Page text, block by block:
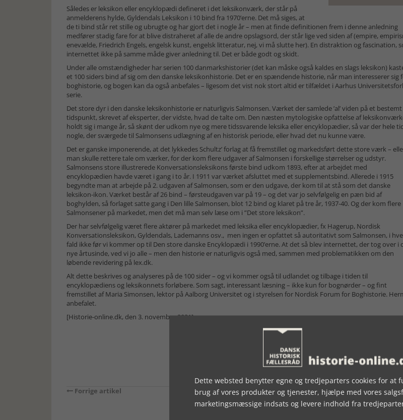
Således er leksikon eller encyklopædi defineret i det leksikonværk, der står på
anmelderens hylde, Gyldendals Leksikon i 10 bind fra 1970’erne. Det må siges, at
de ti bind står ret stille og ubrugte og har gjort det i nogle år – men at finde definitionen frem i denne anledning
medfører stadig fare for at blive distraheret af alle de andre opslagsord, der står lige ved siden af (empire,
enevælde, Friedrich Engels, engelsk kunst, engelsk litteratur, nej, vi må slutte her). En distraktion og fascination,
internettet ikke på samme måde giver anledning til. Det er både godt og skidt.
Under alle omstændigheder har serien 100 danmarkshistorier (det kan måske også kaldes en slags leksikon)
et 100 siders bind af sig om den danske leksikonhistorie. Det er en spændende historie, når man interesserer sig
boghistorie, og bogen kan da også anbefales – ligesom det vist nok stort altid er tilfældet i Aarhus
serie.
Det store dyr i den danske leksikonhistorie er naturligvis Salmonsen. Værket der samlede ’al’ viden på et bestemt
tidspunkt, skrevet af eksperter, der vidste, hvad de talte om. Den næsten mytologiske opfattelse af
holdt sig i mange år, så skønt der udkom nye og mere tidssvarende leksika eller encyklopædier, så var der hele
nogle, der sværgede til Salmonsens udlægning af en historisk periode, eller hvad det nu kunne være.
Det er ganske imponerende, at det lykkedes Schultz’ forlag at få fremstillet og markedsført dette store værk –
man skulle rettere tale om værker, for der kom flere udgaver af Salmonsen i forskellige størrelser og udstyr.
Salmonsens store illustrerede Konversationsleksikons første bind udkom 1893, efter at arbejdet med
encyklopædien havde været i gang i to år. I 1911 var værket afsluttet med et supplementsbind. Allerede i 1915
begyndte man at arbejde på 2. udgaven af Salmonsen, som er den udgave, der kom til at stå som det danske
leksikon-ikon. Værket består af 26 bind – førsteudgaven var på 19 – og det var jo selvfølgelig en pæn bid af
boghylden, så forlaget satte gang i Den lille Salmonsen, blot 12 bind og klaret på tre år, 1937-40. Og der kom flere
Salmonsener på markedet, men det må man selv læse om i ”Det store leksikon”.
Der har selvfølgelig været flere aktører på markedet med leksika eller encyklopædier, fx Hagerup, Nordisk
Konversationsleksikon, Gyldendals, Lademanns osv., men ingen er opfattet så autoritativt som Salmonsen, i
fald ikke før vi kommer op til Den store danske Encyklopædi i 1990’erne. At det så blev internettet, der tog over i
nye årtusinde, ved vi jo alle – men den historie er naturligvis også med, sammen med problematikken om den
løbende revidering på lex.dk.
Alt dette beskrives og analyseres på de 100 sider – og vi kommer også til udlandet og tilbage i tiden til
encyklopædiens og leksikonnets forløbere. Som sagt, interessant læsning – ikke kun for bognørder – og fint
fremstillet af Maria Simonsen, lektor på Aalborg Universitet og i styrelsen for Nordisk Forum for Boghistorie.
anbefalet.
[Historie-online.dk, den 3. november 2021]
Forrige artikel
Dette websted benytter egne og tredjeparters cookies for at
brug af vores produkter og tjenester, hjælpe med vores
marketingsmæssige indsats og levere indhold fra